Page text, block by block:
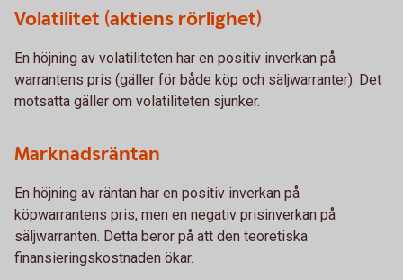
Volatilitet (aktiens rörlighet)
En höjning av volatiliteten har en positiv inverkan på
warrantens pris (gäller för både köp och säljwarranter). Det
motsatta gäller om volatiliteten sjunker.
Marknadsräntan
En höjning av räntan har en positiv inverkan på
köpwarrantens pris, men en negativ prisinverkan på
säljwarranten. Detta beror på att den teoretiska
finansieringskostnaden ökar.